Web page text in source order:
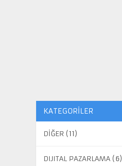
KATEGORILER
DİĞER (11)
DIJITAL PAZARLAMA(6)